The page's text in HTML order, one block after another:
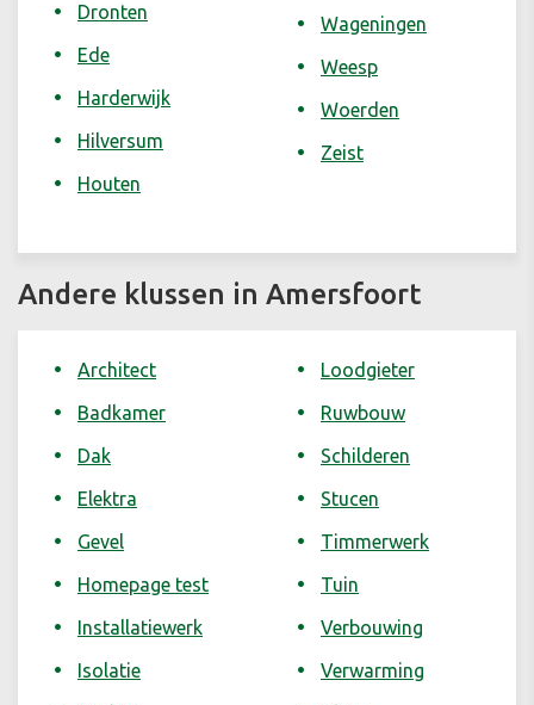
Dronten
Ede
Harderwijk
Hilversum
Houten
Wageningen
Weesp
Woerden
Zeist
Andere klussen in Amersfoort
Architect
Badkamer
Dak
Elektra
Gevel
Homepage test
Installatiewerk
Isolatie
Loodgieter
Ruwbouw
Schilderen
Stucen
Timmerwerk
Tuin
Verbouwing
Verwarming